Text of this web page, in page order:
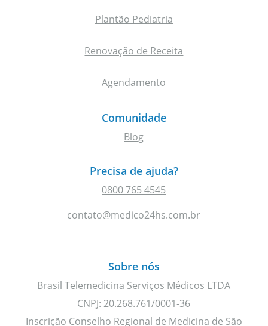
Plantão Pediatria
Renovação de Receita
Agendamento
Comunidade
Blog
Precisa de ajuda?
0800 765 4545
contato@medico24hs.com.br
Sobre nós
Brasil Telemedicina Serviços Médicos LTDA
CNPJ: 20.268.761/0001-36
Inscrição Conselho Regional de Medicina de São